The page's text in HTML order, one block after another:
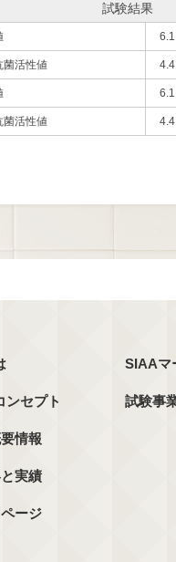
試験結果
6.1
活性値 4.4
6.1
活性値 4.4
ンセプト
情報
実績
ージ
SIAAマ
試験事